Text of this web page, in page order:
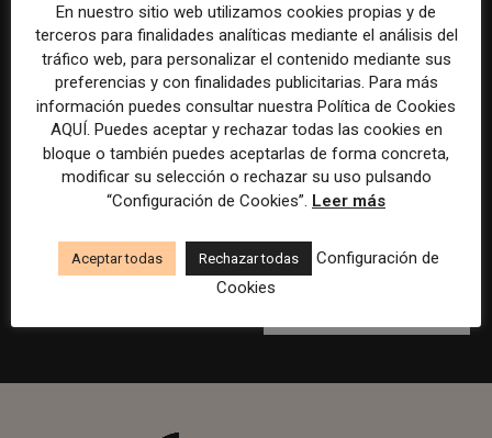
indica que es obligatorio
Email*
Nombre
Apellidos*
Cookies y privacidad
Acepto la política de privacidad de la web detallada en
http://bit.ly/2IzUAXm*
En nuestro sitio web utilizamos cookies propias y de
terceros para finalidades analíticas mediante el análisis del
tráfico web, para personalizar el contenido mediante sus
preferencias y con finalidades publicitarias. Para más
información puedes consultar nuestra Política de Cookies
AQUÍ. Puedes aceptar y rechazar todas las cookies en
bloque o también puedes aceptarlas de forma concreta,
modificar su selección o rechazar su uso pulsando
“Configuración de Cookies”. Leer más
Aceptar todas Rechazar todas
Configuración de
Cookies